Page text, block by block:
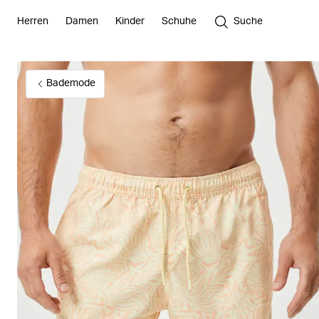
Herren Damen Kinder Schuhe Suche
Bademode